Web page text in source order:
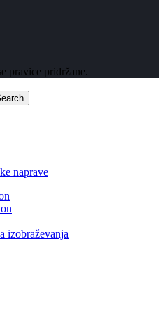
pravice pridržane.
naprave
izobraževanja